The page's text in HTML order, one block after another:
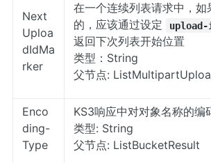
Next
Uploa
dIdMa
rker
在一个连续列表请求中，如
的，应该通过设定
返回下次列表开始位置
类型：String
父节点:
Enco
ding-
Type
KS3响应中对对象名称的编
类型: String
父节点: ListBucketResult